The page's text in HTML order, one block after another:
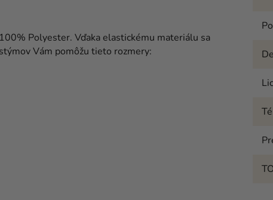
Polyester. Vďaka elastickému materiálu sa
Vám pomôžu tieto rozmery: